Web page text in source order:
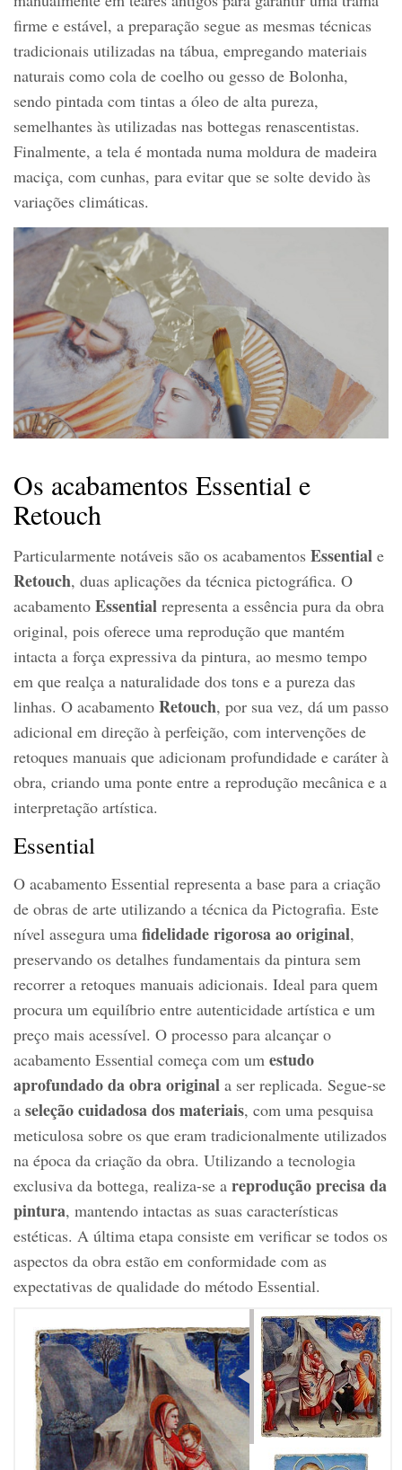
firme e estável, a preparação segue as mesmas técnicas
tradicionais utilizadas na tábua, empregando materiais
naturais como cola de coelho ou gesso de Bolonha,
sendo pintada com tintas a óleo de alta pureza,
semelhantes às utilizadas nas bottegas renascentistas.
Finalmente, a tela é montada numa moldura de madeira
maciça, com cunhas, para evitar que se solte devido às
variações climáticas.
Os acabamentos Essential e
Retouch
Particularmente notáveis são os acabamentos Essential e
Retouch, duas aplicações da técnica pictográfica. O
acabamento Essential representa a essência pura da obra
original, pois oferece uma reprodução que mantém
intacta a força expressiva da pintura, ao mesmo tempo
em que realça a naturalidade dos tons e a pureza das
linhas. O acabamento Retouch, por sua vez, dá um passo
adicional em direção à perfeição, com intervenções de
retoques manuais que adicionam profundidade e caráter à
obra, criando uma ponte entre a reprodução mecânica e a
interpretação artística.
Essential
O acabamento Essential representa a base para a criação
de obras de arte utilizando a técnica da Pictografia. Este
nível assegura uma fidelidade rigorosa ao original,
preservando os detalhes fundamentais da pintura sem
recorrer a retoques manuais adicionais. Ideal para quem
procura um equilíbrio entre autenticidade artística e um
preço mais acessível. O processo para alcançar o
acabamento Essential começa com um estudo
aprofundado da obra original a ser replicada. Segue-se
a seleção cuidadosa dos materiais, com uma pesquisa
meticulosa sobre os que eram tradicionalmente utilizados
na época da criação da obra. Utilizando a tecnologia
exclusiva da bottega, realiza-se a reprodução precisa da
pintura, mantendo intactas as suas características
estéticas. A última etapa consiste em verificar se todos os
aspectos da obra estão em conformidade com as
expectativas de qualidade do método Essential.